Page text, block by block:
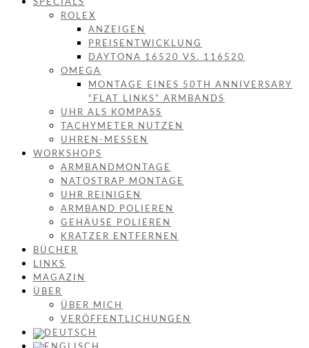
SPECIALS
ROLEX
ANZEIGEN
PREISENTWICKLUNG
DAYTONA 16520 VS. 116520
OMEGA
MONTAGE EINES 50TH ANNIVERSARY
“FLAT LINKS” ARMBANDS
UHR ALS KOMPASS
TACHYMETER NUTZEN
UHREN-MESSEN
WORKSHOPS
ARMBANDMONTAGE
NATOSTRAP MONTAGE
UHR REINIGEN
ARMBAND POLIEREN
GEHÄUSE POLIEREN
KRATZER ENTFERNEN
BÜCHER
LINKS
MAGAZIN
ÜBER
ÜBER MICH
VERÖFFENTLICHUNGEN